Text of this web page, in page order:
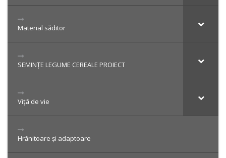
Material săditor
SEMINȚE LEGUME CEREALE PROIECT
Viță de vie
Hrănitoare și adaptoare